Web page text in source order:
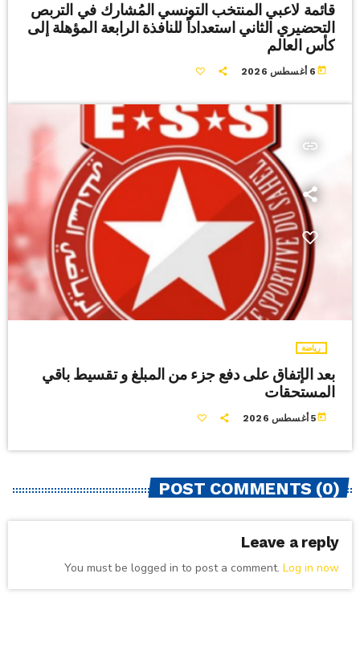
قائمة لاعبي المنتخب التونسي المُشارك في التربص
التحضيري الثاني استعداداً للنافذة الرابعة المؤهلة إلى
كأس العالم
today 6 أغسطس 2026
insert_link
رياضة
بعد الإتفاق على دفع جزء من المبلغ و تقسيط باقي
المستحقات
today5 أغسطس 2026
POST COMMENTS (0)
Leave a reply
You must be logged in to post a comment. Log in now